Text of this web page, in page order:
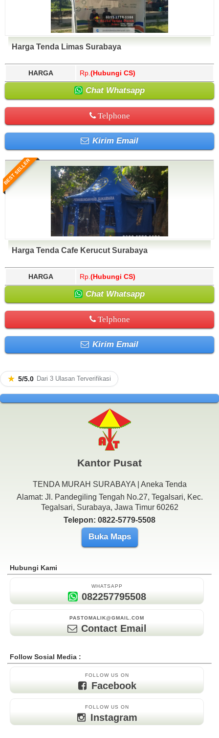
Harga Tenda Limas Surabaya
HARGA Rp. (Hubungi CS)
Chat Whatsapp
Telphone
Kirim Email
BEST SELLER
Harga Tenda Cafe Kerucut Surabaya
HARGA Rp. (Hubungi CS)
Chat Whatsapp
Telphone
Kirim Email
★ 5/5.0 Dari 3 Ulasan Terverifikasi
Kantor Pusat
TENDA MURAH SURABAYA | Aneka Tenda
Alamat: Jl. Pandegiling Tengah No.27, Tegalsari, Kec.
Tegalsari, Surabaya, Jawa Timur 60262
Telepon: 0822-5779-5508
Buka Maps
Hubungi Kami
WHATSAPP
082257795508
PASTOMALIK@GMAIL.COM
Contact Email
Follow Sosial Media :
FOLLOW US ON
Facebook
FOLLOW US ON
Instagram